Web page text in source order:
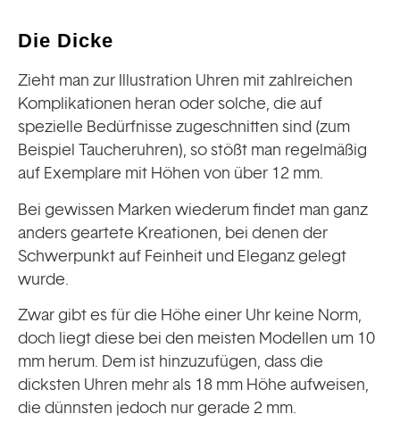
Die Dicke
Zieht man zur Illustration Uhren mit zahlreichen
Komplikationen heran oder solche, die auf
spezielle Bedürfnisse zugeschnitten sind (zum
Beispiel Taucheruhren), so stößt man regelmäßig
auf Exemplare mit Höhen von über 12 mm.
Bei gewissen Marken wiederum findet man ganz
anders geartete Kreationen, bei denen der
Schwerpunkt auf Feinheit und Eleganz gelegt
wurde.
Zwar gibt es für die Höhe einer Uhr keine Norm,
doch liegt diese bei den meisten Modellen um 10
mm herum. Dem ist hinzuzufügen, dass die
dicksten Uhren mehr als 18 mm Höhe aufweisen,
die dünnsten jedoch nur gerade 2 mm.